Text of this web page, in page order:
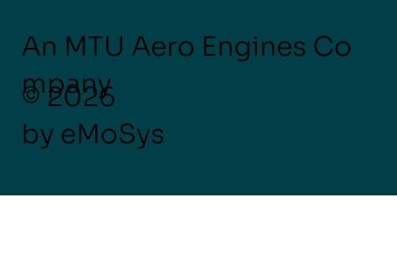
© 2026
by eMoSys
An MTU Aero Engines Co
mpany